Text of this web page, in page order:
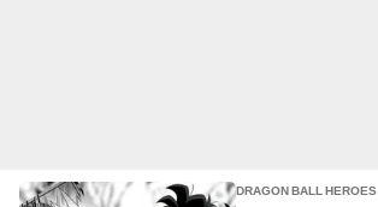
DRAGON BALL HEROES